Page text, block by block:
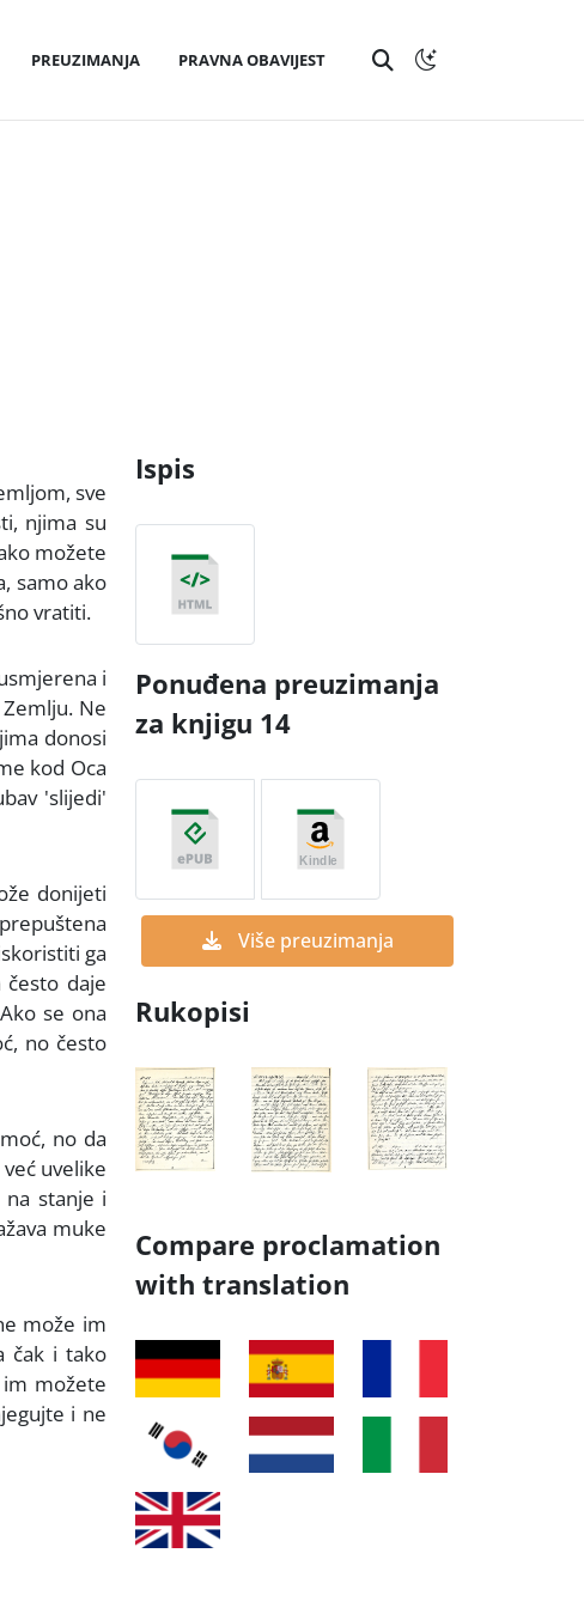
PREUZIMANJA PRAVNA OBAVIJEST
sve
njima su
možete
samo ako
vratiti.
i
Ne
donosi
kod Oca
'slijedi'
donijeti
ga
daje
se ona
no često
no da
uvelike
stanje i
muke
može im
čak i tako
možete
i ne
Ispis
Ponuđena preuzimanja
za knjigu 14
Više preuzimanja
Rukopisi
Compare proclamation
with translation